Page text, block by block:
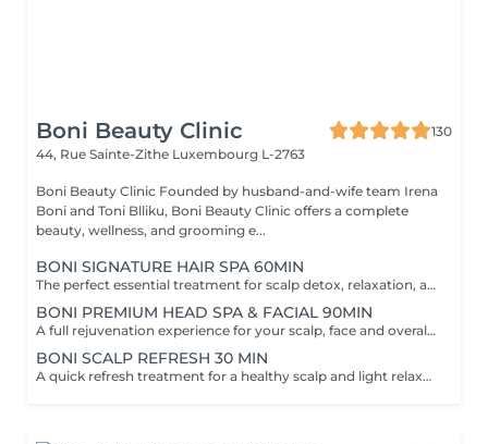
Boni Beauty Clinic
130
44, Rue Sainte-Zithe Luxembourg L-2763
Boni Beauty Clinic Founded by husband-and-wife team Irena
Boni and Toni Blliku, Boni Beauty Clinic offers a complete
beauty, wellness, and grooming e...
BONI SIGNATURE HAIR SPA 60MIN
The perfect essential treatment for scalp detox, relaxation, and hair vitality. Scalp Analysis (Becon Pro Camera) Microbubble Scalp Cleansing Rootonix Scalp Treatment Aromatherapy Ritual Scalp Massage Blow Dry Optional Add-Ons Available Enhance your Head Spa experience with our optional add-on treatments: Scalp Ampoule Booster €15 Neck & Shoulder Massage (15 min) €20 Steam Therapy €15 Hair Styling Straight or Wavy Finish €20 Hand Massage (15 min) €20 These add-on services can be combined with any Head Spa treatment for an even more personalized and relaxing experience.
BONI PREMIUM HEAD SPA & FACIAL 90MIN
A full rejuvenation experience for your scalp, face and overall radiance. Scalp Analysis (Becon Pro Camera) Microbubble Scalp Cleansing Rootonix Scalp & Hair Treatment Steam & Mist Infusion Scalp Massage Customized Facial Blow Dry INCLUDES FACIAL
BONI SCALP REFRESH 30 MIN
A quick refresh treatment for a healthy scalp and light relaxation. -Scalp Analysis (Becon Pro Camera) -Microbubble Scalp Cleansing -Scalp Massage -Blow Dry